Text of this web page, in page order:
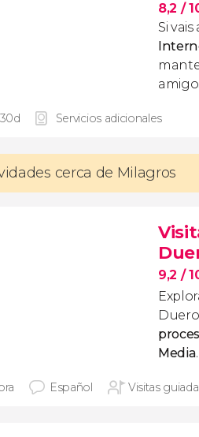
8,2 /
Si vais
Servicios adicionales
cerca de Milagros
9,2 /
Media.
Español Visitas